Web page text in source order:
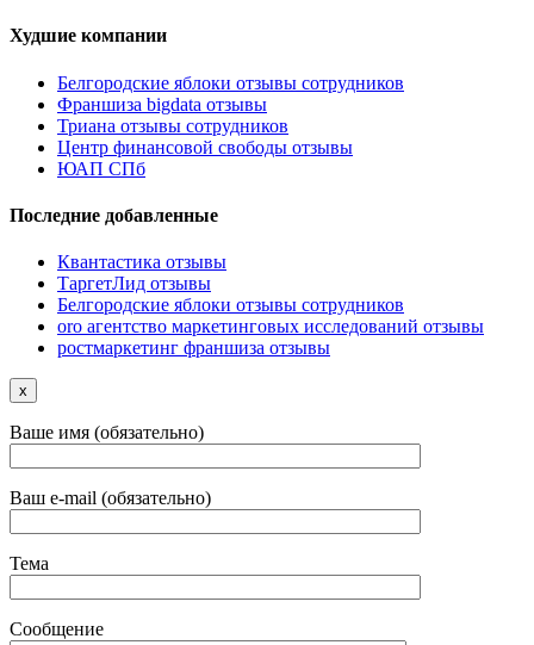
Худшие компании
Белгородские яблоки отзывы сотрудников
Франшиза bigdata отзывы
Триана отзывы сотрудников
Центр финансовой свободы отзывы
ЮАП СПб
Последние добавленные
Квантастика отзывы
ТаргетЛид отзывы
Белгородские яблоки отзывы сотрудников
oro агентство маркетинговых исследований отзывы
ростмаркетинг франшиза отзывы
x
Ваше имя (обязательно)
Ваш e-mail (обязательно)
Тема
Сообщение